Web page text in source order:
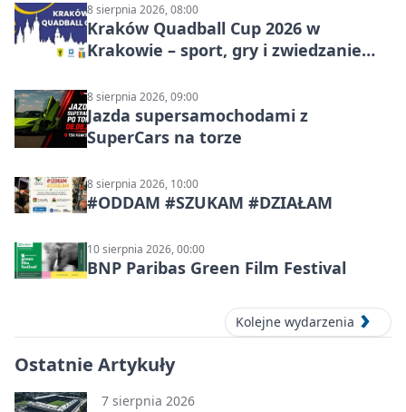
8 sierpnia 2026, 08:00
Kraków Quadball Cup 2026 w
Krakowie – sport, gry i zwiedzanie
8 sierpnia 2026, 09:00
Jazda supersamochodami z
SuperCars na torze
8 sierpnia 2026, 10:00
#ODDAM #SZUKAM #DZIAŁAM
10 sierpnia 2026, 00:00
BNP Paribas Green Film Festival
Kolejne wydarzenia
Ostatnie Artykuły
7 sierpnia 2026